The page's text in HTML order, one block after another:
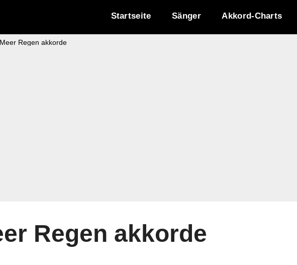
Startseite Sänger Akkord-Charts
Regen akkorde
Regen akkorde